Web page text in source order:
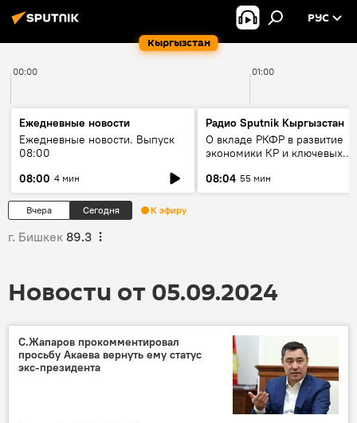
Кыргызстан
РУС
00:00 01:00
Ежедневные новости
Ежедневные новости. Выпуск
08:00
08:00 4 мин
Радио Sputnik Кыргызстан
О вкладе РКФР в развитие
экономики КР и ключевых
08:04 55 мин
Вчера Сегодня К эфиру
г. Бишкек 89.3
Новости от 05.09.2024
С.Жапаров прокомментировал
просьбу Акаева вернуть ему статус
экс-президента